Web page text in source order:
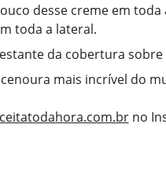
desse creme em
toda a lateral.
da cobertura
mais incrível do
no